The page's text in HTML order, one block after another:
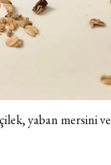
yaban mersini ve